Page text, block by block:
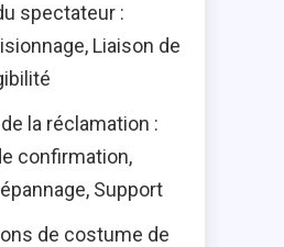
spectateur :
Liaison de
la réclamation :
confirmation,
Support
de costume de